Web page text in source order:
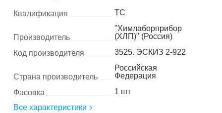
Квалификация ТС
Производитель
"Химлаборприбор
(ХЛП)" (Россия)
Код производителя
3525. ЭСКИЗ 2-922
Страна производитель
Российская
Федерация
Фасовка
1 шт
Все характеристики